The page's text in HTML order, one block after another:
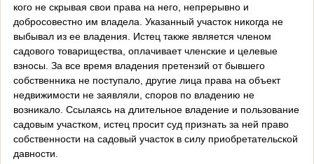
кого не скрывая свои права на него, непрерывно и
добросовестно им владела. Указанный участок никогда не
выбывал из ее владения. Истец также является членом
садового товарищества, оплачивает членские и целевые
взносы. За все время владения претензий от бывшего
собственника не поступало, другие лица права на объект
недвижимости не заявляли, споров по владению не
возникало. Ссылаясь на длительное владение и пользование
садовым участком, истец просит суд признать за ней право
собственности на садовый участок в силу приобретательской
давности.